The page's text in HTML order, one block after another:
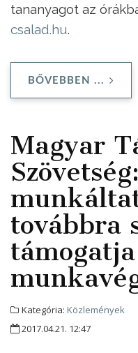
tananyagot az
csalad.hu.
BŐVEBBEN ...
Magyar
továbbra
Kategória: Közlemények
2017.04.21. 12:47